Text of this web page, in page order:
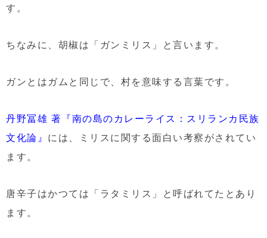
す。
ちなみに、胡椒は「ガンミリス」と言います。
ガンとはガムと同じで、村を意味する言葉です。
丹野冨雄 著『南の島のカレーライス：スリランカ民族
文化論』 には、ミリスに関する面白い考察がされてい
ます。
唐辛子はかつては「ラタミリス」と呼ばれてたとあり
ます。